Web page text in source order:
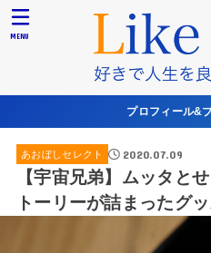
MENU
プロフィール&
あおぼしセレクト 2020.07.09
【宇宙兄弟】ムッタと
トーリーが詰まったグ